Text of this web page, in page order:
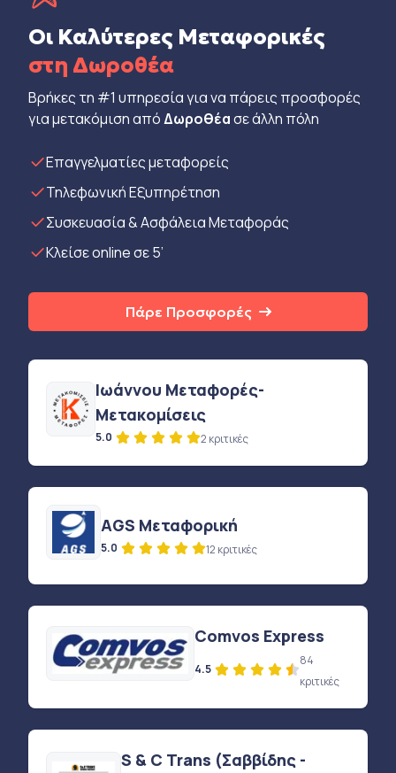
Οι Καλύτερες Μεταφορικές
στη Δωροθέα
Βρήκες τη #1 υπηρεσία για να πάρεις προσφορές
για μετακόμιση απόΔωροθέασε άλλη πόλη
Eπαγγελματίες μεταφορείς
Τηλεφωνική Εξυπηρέτηση
Συσκευασία & Ασφάλεια Μεταφοράς
Κλείσε online σε 5’
Πάρε Προσφορές
Ιωάννου Μεταφορές-
Μετακομίσεις
5.0 2 κριτικές
AGS Μεταφορική
5.0 12 κριτικές
Comvos Express
4.5
84
κριτικές
S & C Trans (Σαββίδης -